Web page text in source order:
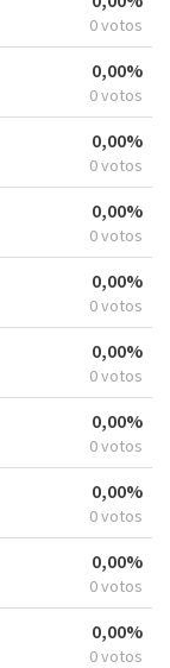
0 votos
0,00%
0 votos
0,00%
0 votos
0,00%
0 votos
0,00%
0 votos
0,00%
0 votos
0,00%
0 votos
0,00%
0 votos
0,00%
0 votos
0,00%
0 votos